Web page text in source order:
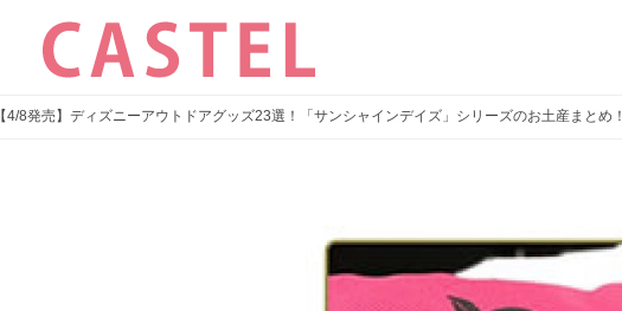
【4/8発売】ディズニーアウトドアグッズ23選！「サンシャインデイズ」シリーズのお土産まとめ！